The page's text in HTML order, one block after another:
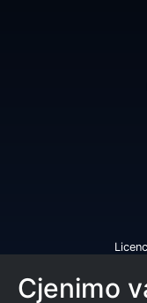
Cjenimo